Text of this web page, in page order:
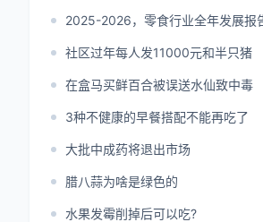
2025-2026，零食行业全年发展报
社区过年每人发11000元和半只猪
在盒马买鲜百合被误送水仙致中毒
3种不健康的早餐搭配不能再吃了
大批中成药将退出市场
腊八蒜为啥是绿色的
水果发霉削掉后可以吃?